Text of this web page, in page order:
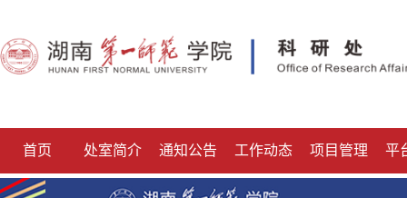
首页 处室简介 通知公告 工作动态 项目管理 平